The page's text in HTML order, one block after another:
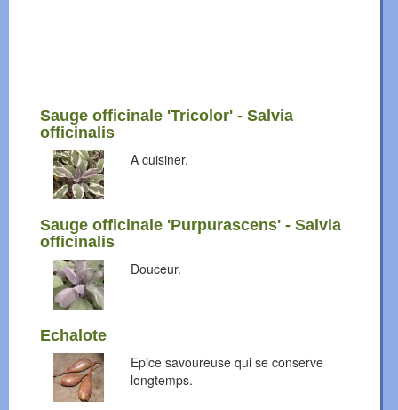
Sauge officinale 'Tricolor' - Salvia
officinalis
A cuisiner.
Sauge officinale 'Purpurascens' - Salvia
officinalis
Douceur.
Echalote
Epice savoureuse qui se conserve
longtemps.